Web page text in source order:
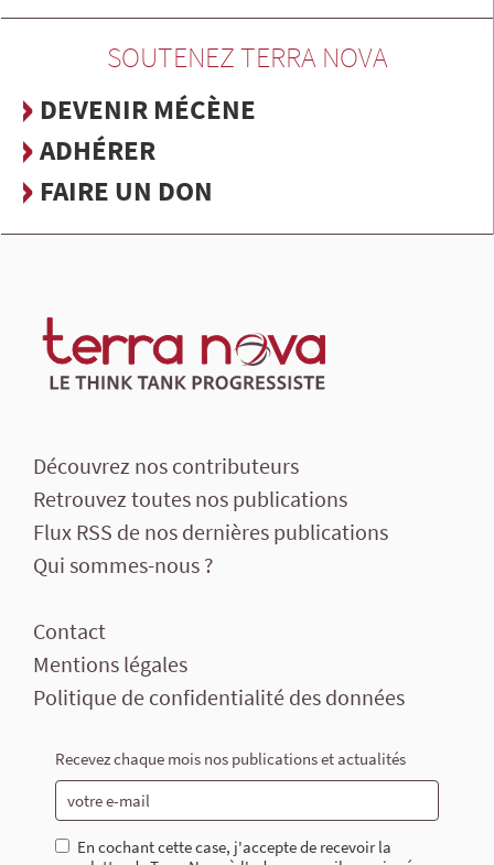
SOUTENEZ TERRA NOVA
DEVENIR MÉCÈNE
ADHÉRER
FAIRE UN DON
Découvrez nos contributeurs
Retrouvez toutes nos publications
Flux RSS de nos dernières publications
Qui sommes-nous ?
Contact
Mentions légales
Politique de confidentialité des données
Recevez chaque mois nos publications et actualités
En cochant cette case, j'accepte de recevoir la